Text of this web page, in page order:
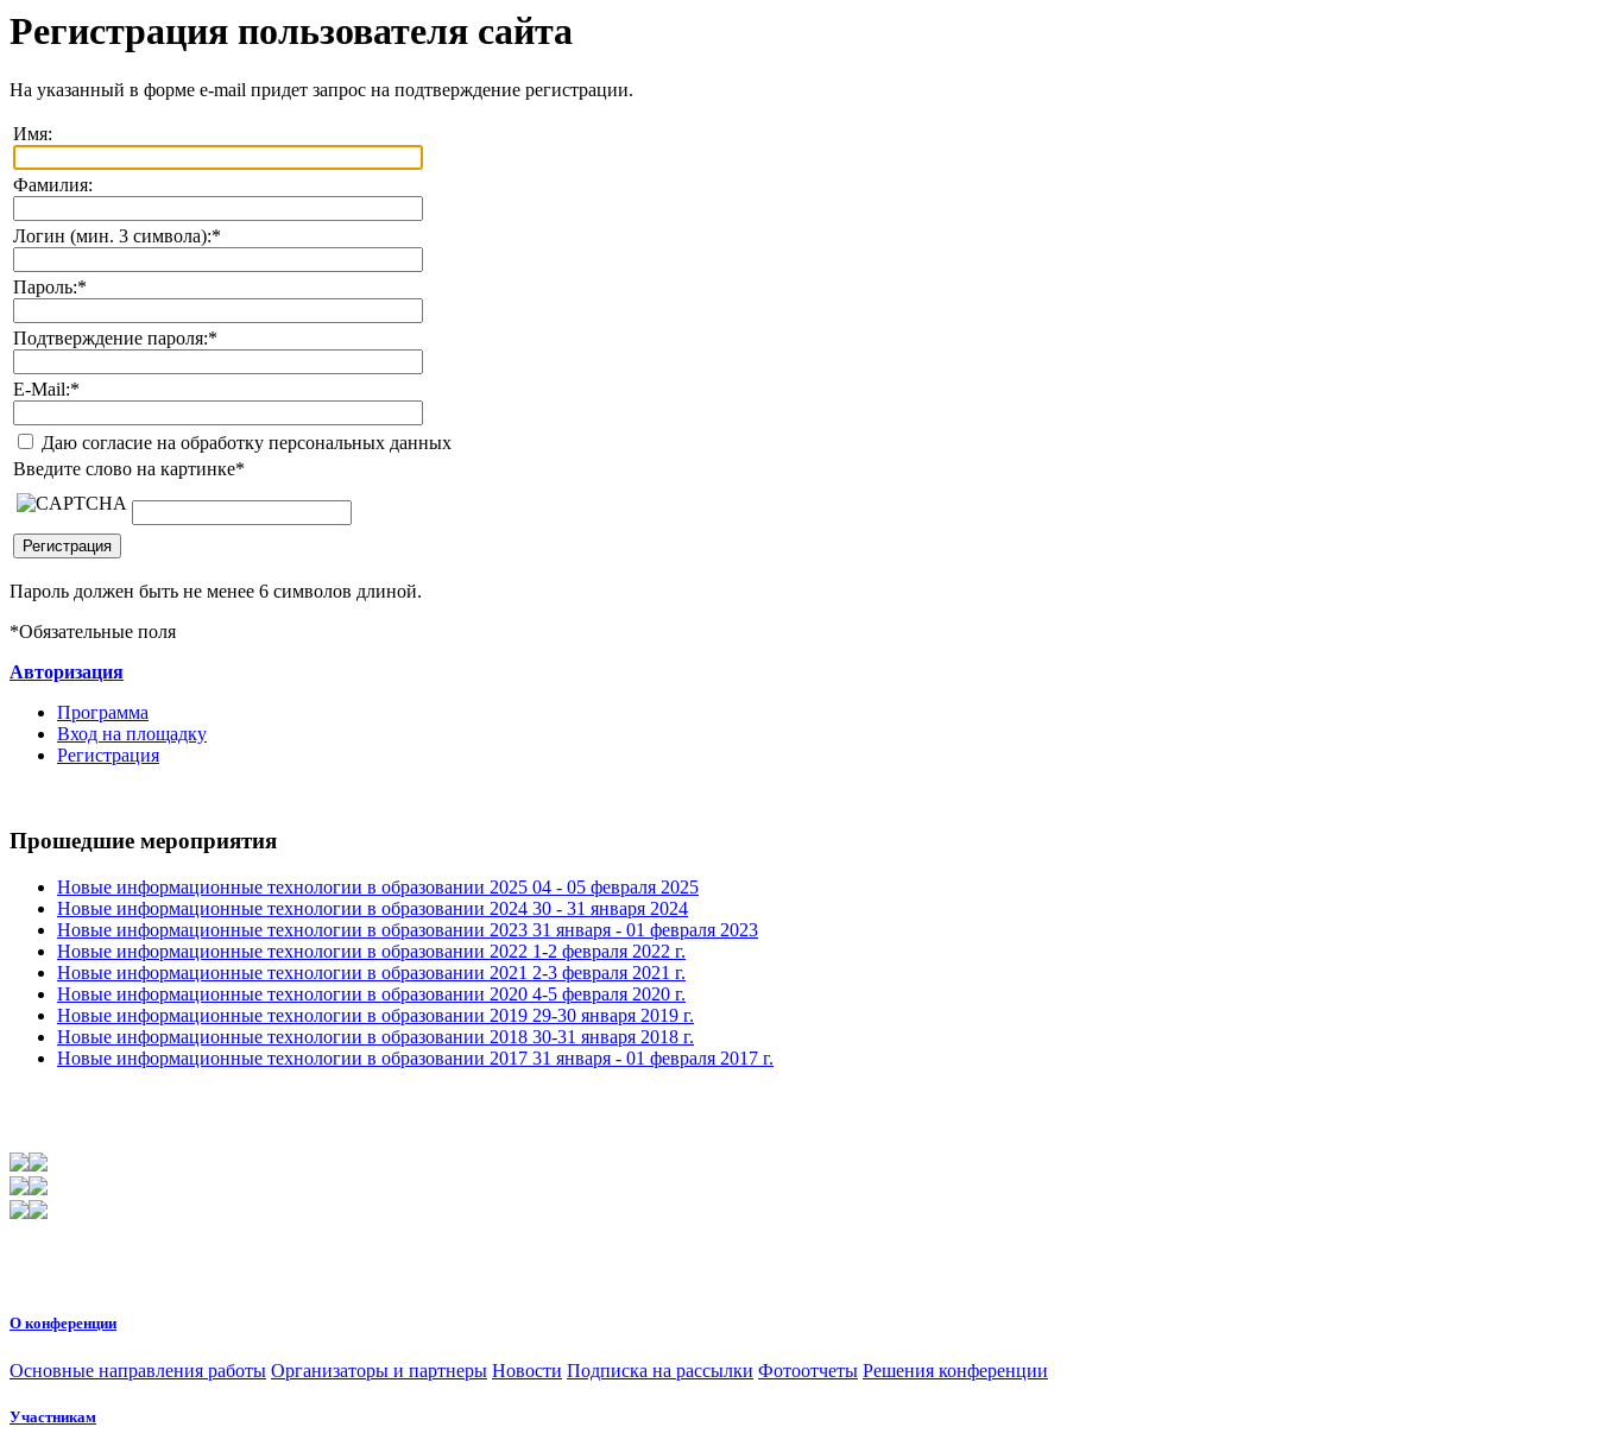
Регистрация пользователя сайта
На указанный в форме e-mail придет запрос на подтверждение регистрации.
Имя:
Фамилия:
Логин (мин. 3 символа):*
Пароль:*
Подтверждение пароля:*
E-Mail:*
Даю согласие на обработку персональных данных
Введите слово на картинке*
Пароль должен быть не менее 6 символов длиной.
*Обязательные поля
Авторизация
Программа
Вход на площадку
Регистрация
Прошедшие мероприятия
Новые информационные технологии в образовании 2025 04 - 05 февраля 2025
Новые информационные технологии в образовании 2024 30 - 31 января 2024
Новые информационные технологии в образовании 2023 31 января - 01 февраля 2023
Новые информационные технологии в образовании 2022 1-2 февраля 2022 г.
Новые информационные технологии в образовании 2021 2-3 февраля 2021 г.
Новые информационные технологии в образовании 2020 4-5 февраля 2020 г.
Новые информационные технологии в образовании 2019 29-30 января 2019 г.
Новые информационные технологии в образовании 2018 30-31 января 2018 г.
Новые информационные технологии в образовании 2017 31 января - 01 февраля 2017 г.
О конференции
Основные направления работы Организаторы и партнеры Новости Подписка на рассылки Фотоотчеты Решения конференции
Участникам